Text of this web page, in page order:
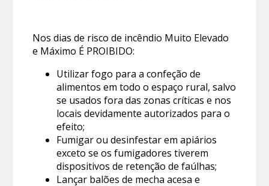
Nos dias de risco de incêndio Muito Elevado
e Máximo É PROIBIDO:
Utilizar fogo para a confeção de
alimentos em todo o espaço rural, salvo
se usados fora das zonas críticas e nos
locais devidamente autorizados para o
efeito;
Fumigar ou desinfestar em apiários
exceto se os fumigadores tiverem
dispositivos de retenção de faúlhas;
Lançar balões de mecha acesa e